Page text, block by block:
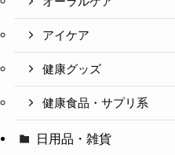
アイケア
健康グッズ
健康食品・サプリ系
日用品・雑貨